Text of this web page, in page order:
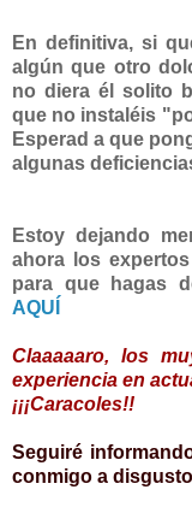
En definitiva, si
algún que otro
no diera él solito
que no instaléis
Esperad a que
algunas
Estoy dejando
ahora los
para que hagas
AQUÍ
Claaaaaro, los
experiencia en
¡¡¡Caracoles!!
Seguiré
conmigo a